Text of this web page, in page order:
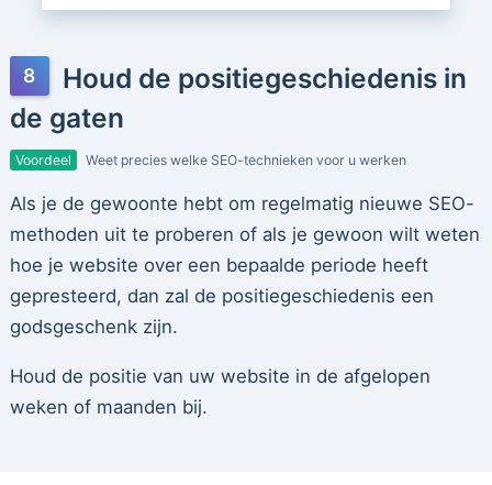
Houd de positiegeschiedenis in
de gaten
Voordeel Weet precies welke SEO-technieken voor u werken
Als je de gewoonte hebt om regelmatig nieuwe SEO-
methoden uit te proberen of als je gewoon wilt weten
hoe je website over een bepaalde periode heeft
gepresteerd, dan zal de positiegeschiedenis een
godsgeschenk zijn.
Houd de positie van uw website in de afgelopen
weken of maanden bij.